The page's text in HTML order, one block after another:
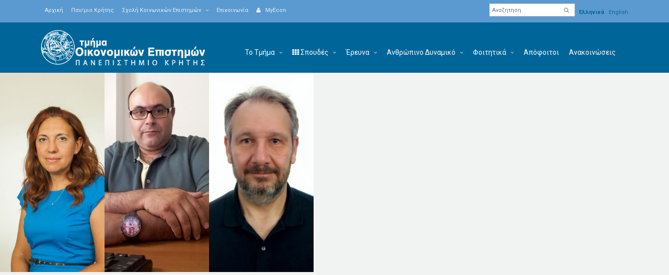
Αρχική Παν/μιο Κρήτης Σχολή Κοινωνικών Επιστημών Επικοινωνία MyEcon Ελληνικά English
Το Τμήμα Σπουδές Έρευνα Ανθρώπινο Δυναμικό Φοιτητικά Απόφοιτοι Ανακοινώσεις